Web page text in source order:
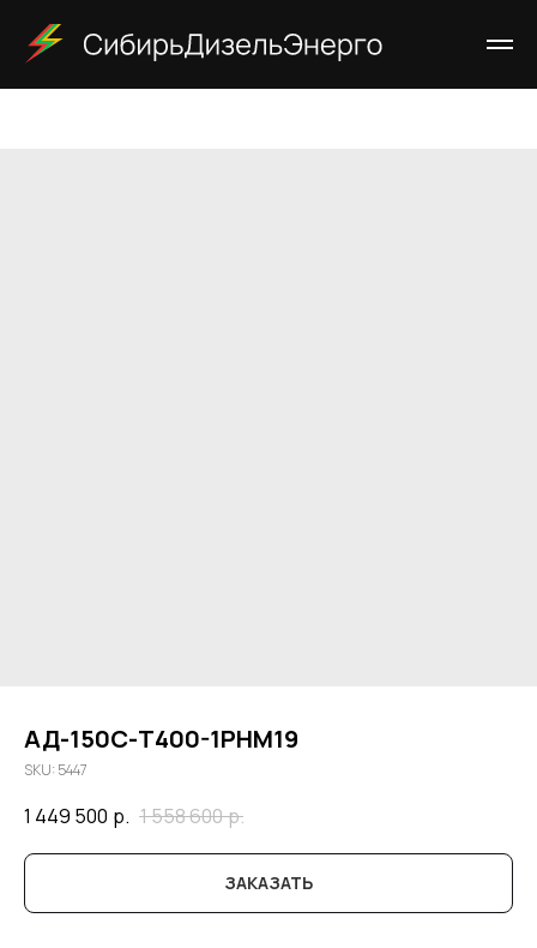
АД-150С-Т400-1РНМ19
SKU: 5447
1 449 500 р. 1 558 600р.
ЗАКАЗАТЬ